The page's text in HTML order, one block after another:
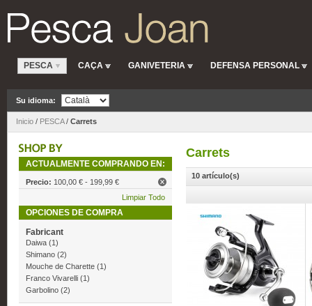
PESCA CAÇA GANIVETERIA DEFENSA PERSONAL
Su idioma:
Inicio / PESCA / Carrets
Carrets
10 artículo(s)
ACTUALMENTE COMPRANDO EN:
Precio: 100,00 € - 199,99 €
Limpiar Todo
OPCIONES DE COMPRA
Fabricant
Daiwa (1)
Shimano (2)
Mouche de Charette (1)
Franco Vivarelli (1)
Garbolino (2)